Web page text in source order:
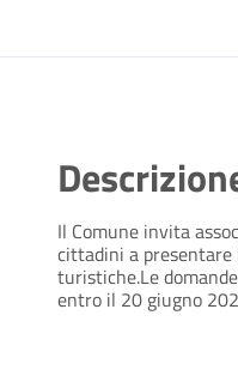
Il Comune invita
cittadini a
turistiche.Le
entro il 20 giugno